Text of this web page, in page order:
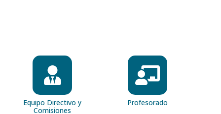
Equipo Directivo y
Comisiones
Profesorado